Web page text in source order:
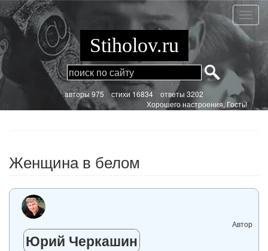
Перейти
к
основному
содержанию
в
белом
Stiholov.ru
aвторы 975стихи 16834 ответы 3202
Хорошего настроения, Гость!
Женщина в белом
Автор
Юрий Черкашин